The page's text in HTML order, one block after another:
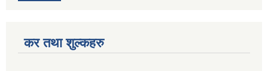
कर तथा शुल्कहरु